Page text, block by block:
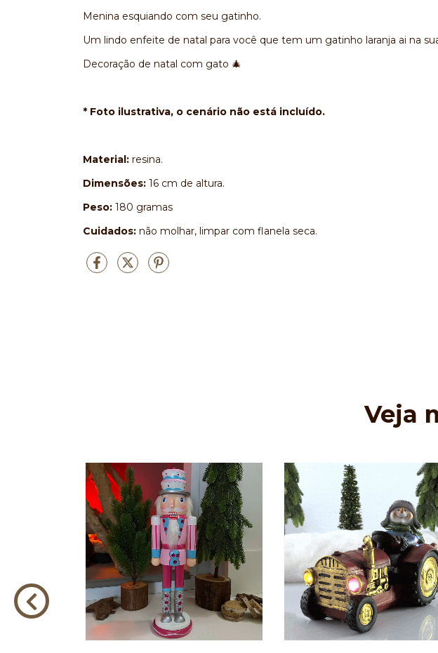
Menina esquiando com seu gatinho.
Um lindo enfeite de natal para você que tem um gatinho laranja ai na
Decoração de natal com gato 🎄
* Foto ilustrativa, o cenário não está incluído.
Material: resina.
Dimensões: 16 cm de altura.
Peso: 180 gramas
Cuidados: não molhar, limpar com flanela seca.
Veja